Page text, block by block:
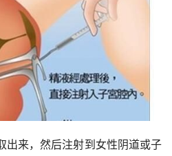
出来，然后注射到女性阴道或子